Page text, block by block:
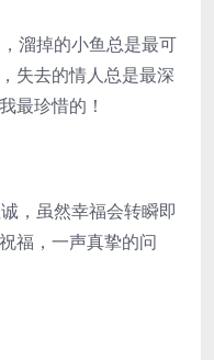
溜掉的小鱼总是最可
失去的情人总是最深
最珍惜的！
，虽然幸福会转瞬即
福，一声真挚的问